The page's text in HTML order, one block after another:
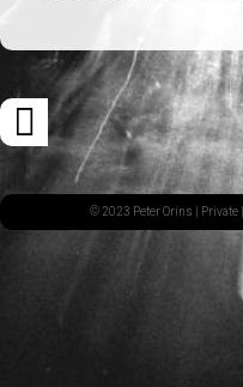
Navigation
des
articles
ARTICLE
PRÉCÉDENT© 2023 Peter Orins | Private